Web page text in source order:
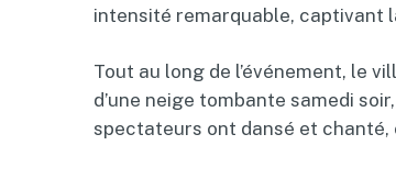
intensité remarquable, captivant
Tout au long de l’événement, le
d’une neige tombante samedi
spectateurs ont dansé et chanté,